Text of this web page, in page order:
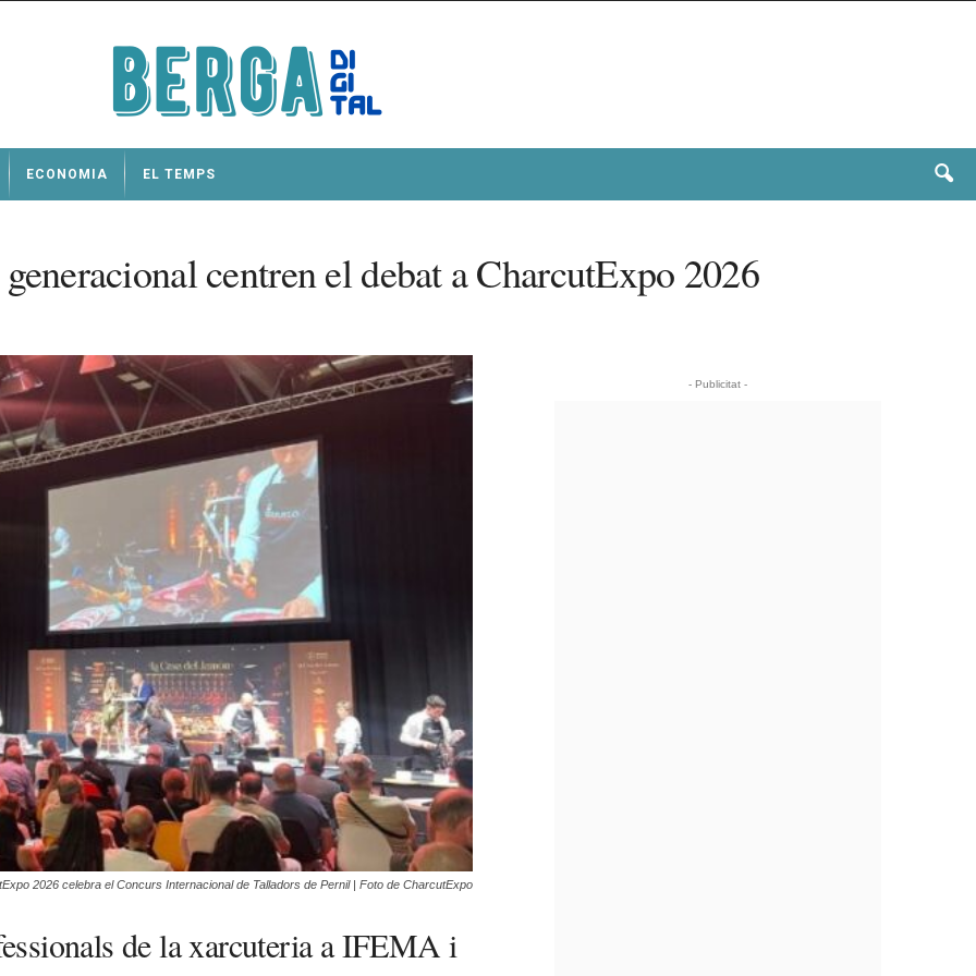
ECONOMIA EL TEMPS
centren el debat a CharcutExpo 2026
2026 celebra el Concurs Internacional de Talladors de Pernil | Foto de CharcutExpo
de la xarcuteria a IFEMA i
- Publicitat -